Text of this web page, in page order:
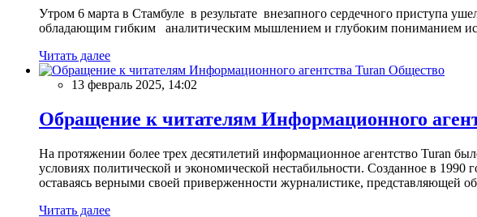
Утром 6 марта в Стамбуле в результате внезапного сердечного приступа
обладающим гибким аналитическим мышлением и глубоким пониманием
Читать далее
Общество
13 февраль 2025, 14:02
Обращение к читателям Информационного
На протяжении более трех десятилетий информационное агентство Turan
условиях политической и экономической нестабильности. Созданное в
оставаясь верными своей приверженности журналистике, представляющей
Читать далее